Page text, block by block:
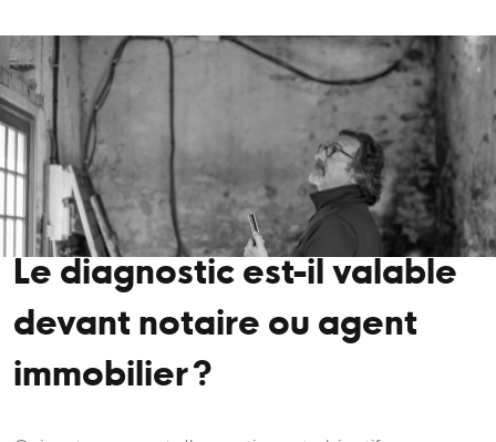
Le diagnostic est-il valable
devant notaire ou agent
immobilier ?